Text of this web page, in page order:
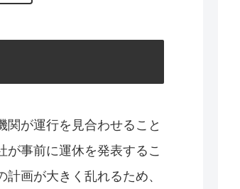
が運行を見合わせること
事前に運休を発表するこ
画が大きく乱れるため、